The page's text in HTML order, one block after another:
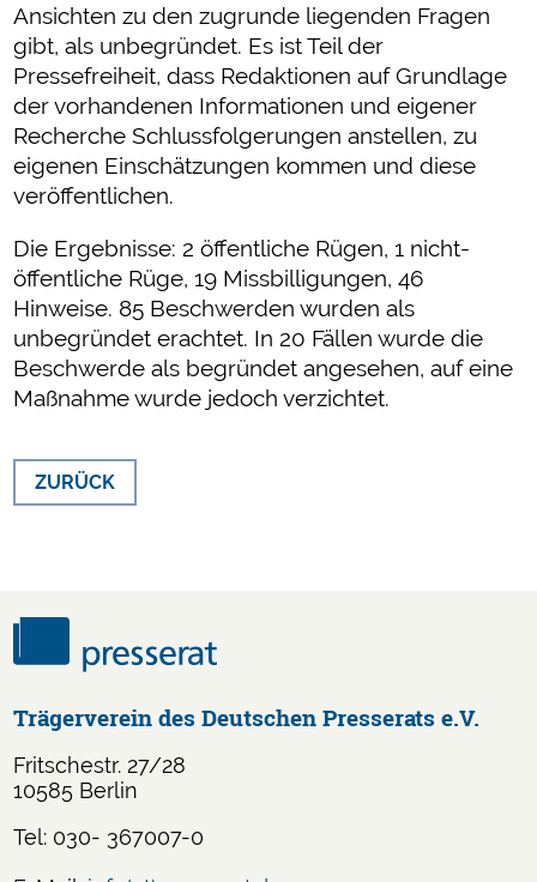
Ansichten zu den zugrunde liegenden Fragen
gibt, als unbegründet. Es ist Teil der
Pressefreiheit, dass Redaktionen auf Grundlage
der vorhandenen Informationen und eigener
Recherche Schlussfolgerungen anstellen, zu
eigenen Einschätzungen kommen und diese
veröffentlichen.
Die Ergebnisse: 2 öffentliche Rügen, 1 nicht-
öffentliche Rüge, 19 Missbilligungen, 46
Hinweise. 85 Beschwerden wurden als
unbegründet erachtet. In 20 Fällen wurde die
Beschwerde als begründet angesehen, auf eine
Maßnahme wurde jedoch verzichtet.
ZURÜCK
Trägerverein des Deutschen Presserats e.V.
Fritschestr. 27/28
10585 Berlin
Tel: 030- 367007-0